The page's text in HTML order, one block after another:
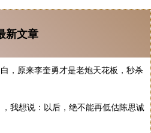
新文章
，原来李奎勇才是老炮天花板，秒杀
我想说：以后，绝不能再低估陈思诚